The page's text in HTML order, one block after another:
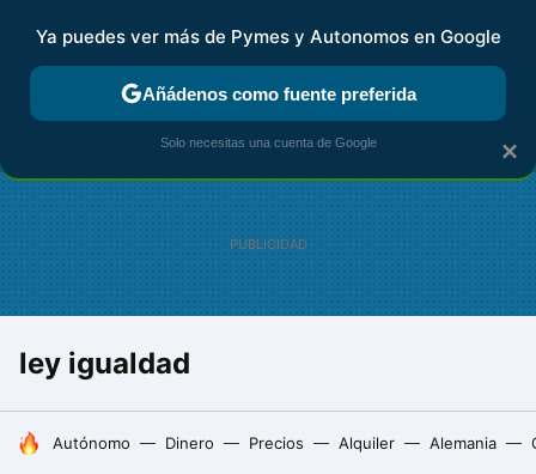
FISCALIDAD Y CONTABILIDAD KIT DIGITAL RENTA
ley igualdad
HOY SE HABLA DE
Autónomo Dinero Precios Alquiler Alemania
×
Ya puedes ver más de Pymes y Autonomos en Google
Añádenos como fuente preferida
Solo necesitas una cuenta de Google